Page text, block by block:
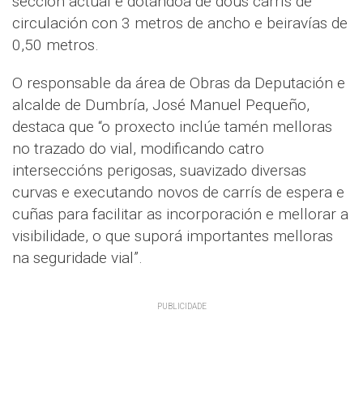
circulación con 3 metros de ancho e beiravías de
0,50 metros.
O responsable da área de Obras da Deputación e
alcalde de Dumbría, José Manuel Pequeño,
destaca que “o proxecto inclúe tamén melloras
no trazado do vial, modificando catro
interseccións perigosas, suavizado diversas
curvas e executando novos de carrís de espera e
cuñas para facilitar as incorporación e mellorar a
visibilidade, o que suporá importantes melloras
na seguridade vial”.